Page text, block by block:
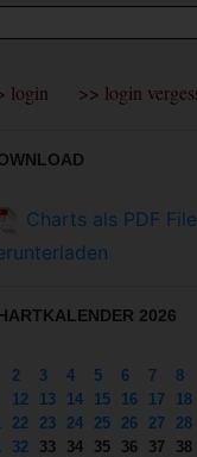
Charts als PDF File
2026
2 3 4 5 6 7 8
12 13 14 15 16 17 18
22 23 24 25 26 27 28
32 33 34 35 36 37 38